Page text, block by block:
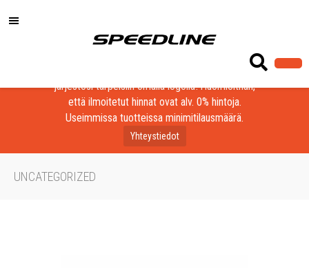
Löydä laadukkaat tuotteet yrityksesi, seurasi tai
järjestösi tarpeisiin omalla logolla! Huomioithan,
että ilmoitetut hinnat ovat alv. 0% hintoja.
Useimmissa tuotteissa minimitilausmäärä.
Yhteystiedot
UNCATEGORIZED